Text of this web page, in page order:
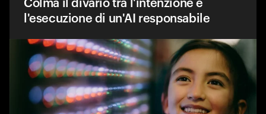
l'esecuzione di un'AI responsabile